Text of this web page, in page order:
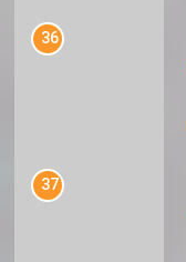
36
37